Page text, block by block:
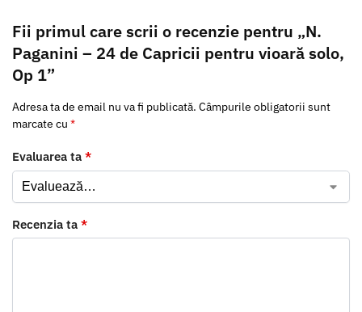
Fii primul care scrii o recenzie pentru „N.
Paganini – 24 de Capricii pentru vioară solo,
Op 1”
Adresa ta de email nu va fi publicată. Câmpurile obligatorii sunt
marcate cu *
Evaluarea ta *
Recenzia ta *